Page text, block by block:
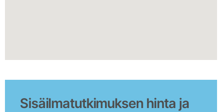
Sisäilmatutkimuksen hinta ja